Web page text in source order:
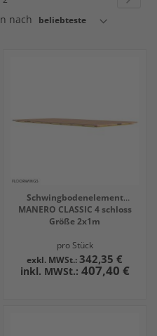
nach
Schwingbodenelement
MANERO CLASSIC 4 schloss
Größe 2x1m
pro Stück
407,40 €
342,35 €